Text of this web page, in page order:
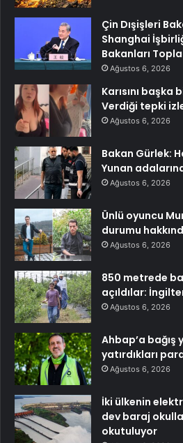
Çin Dışişleri
Shanghai
Bakanları
Ağustos 6, 2026
Karısını başka
Verdiği tepki
Ağustos 6, 2026
Bakan Gürlek:
Yunan
Ağustos 6, 2026
Ünlü oyuncu
durumu
Ağustos 6, 2026
850 metrede
açıldılar:
Ağustos 6, 2026
Ahbap’a bağış
yatırdıkları
Ağustos 6, 2026
İki ülkenin
dev baraj
okutuluyor